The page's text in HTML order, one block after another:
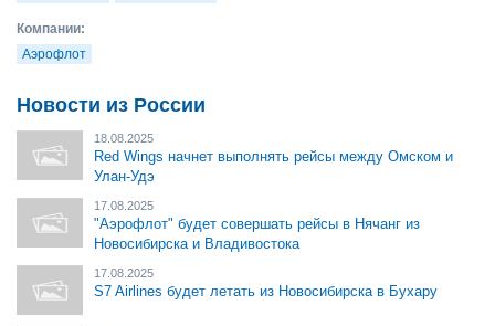
Компании:
Аэрофлот
Новости из России
18.08.2025
Red Wings начнет выполнять рейсы между Омском и
Улан-Удэ
17.08.2025
"Аэрофлот" будет совершать рейсы в Нячанг из
Новосибирска и Владивостока
17.08.2025
S7 Airlines будет летать из Новосибирска в Бухару